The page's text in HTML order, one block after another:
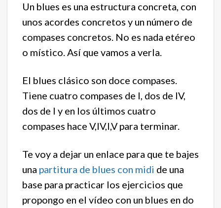
Un blues es una estructura concreta, con
unos acordes concretos y un número de
compases concretos. No es nada etéreo
o místico. Así que vamos a verla.
El blues clásico son doce compases.
Tiene cuatro compases de I, dos de IV,
dos de I y en los últimos cuatro
compases hace V,IV,I,V para terminar.
Te voy a dejar un enlace para que te bajes
una partitura de blues con midi de una
base para practicar los ejercicios que
propongo en el vídeo con un blues en do